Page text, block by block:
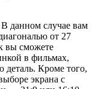
данном случае вам
от 27
вы сможете
в фильмах,
деталь. Кроме того,
экрана с